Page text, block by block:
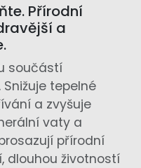
Přírodní
a
součástí
tepelné
a zvyšuje
vaty a
přírodní
dlouhou životností